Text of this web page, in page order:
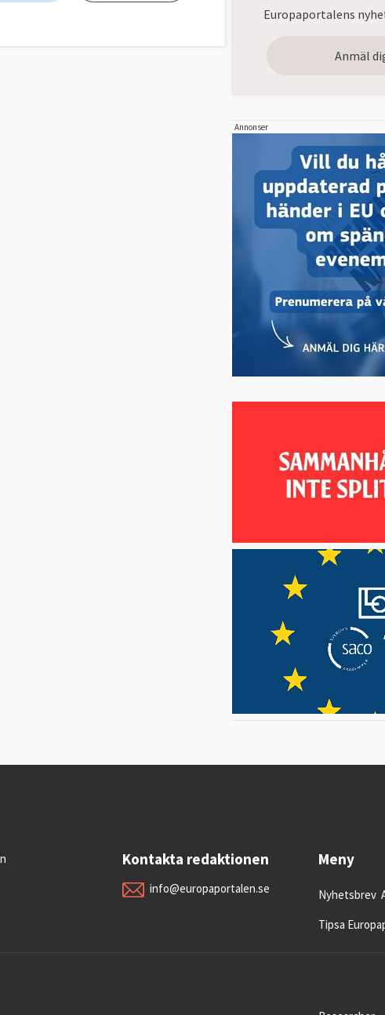
Europaportalens
Anmäl
Annonser
Kontakta redaktionen
info@europaportalen.se
Meny
Nyhetsbrev
Tipsa